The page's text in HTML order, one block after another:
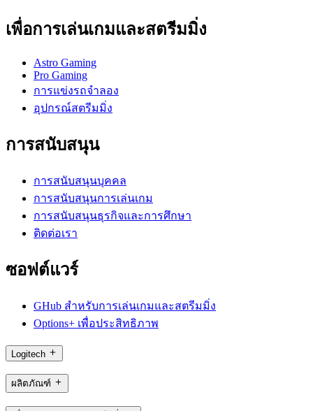
เพื่อการเล่นเกมและสตรีมมิ่ง
Astro Gaming
Pro Gaming
การแข่งรถจำลอง
อุปกรณ์สตรีมมิ่ง
การสนับสนุน
การสนับสนุนบุคคล
การสนับสนุนการเล่นเกม
การสนับสนุนธุรกิจและการศึกษา
ติดต่อเรา
ซอฟต์แวร์
GHub สำหรับการเล่นเกมและสตรีมมิ่ง
Options+ เพื่อประสิทธิภาพ
Logitech
ผลิตภัณฑ์